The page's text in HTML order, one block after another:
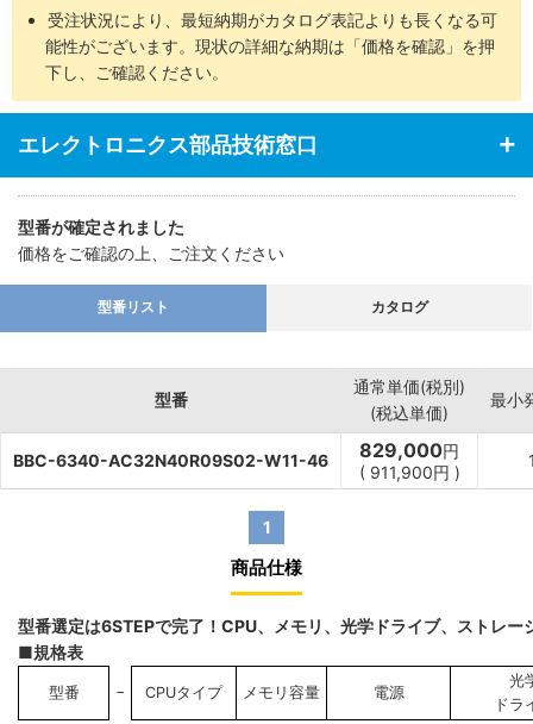
受注状況により、最短納期がカタログ表記よりも長くなる可
能性がございます。現状の詳細な納期は「価格を確認」を押
下し、ご確認ください。
エレクトロニクス部品技術窓口
型番が確定されました
価格をご確認の上、ご注文ください
型番リスト カタログ
型番
通常単価(税別)
(税込単価)
最小
BBC-6340-AC32N40R09S02-W11-46 829,000円
( 911,900円 )
1
商品仕様
型番選定は6STEPで完了！CPU、メモリ、光学ドライブ、ストレ
■規格表
型番 − CPUタイプ メモリ容量 電源
光
ドラ